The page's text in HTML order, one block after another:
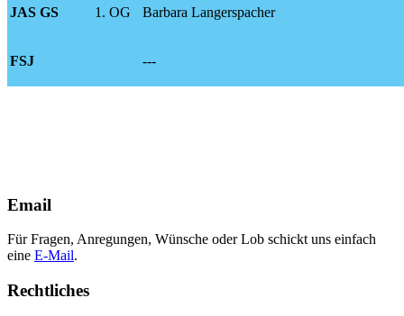
JAS GS 1. OG Barbara Langerspacher
FSJ ---
Email
Für Fragen, Anregungen, Wünsche oder Lob schickt uns einfach
eine E-Mail.
Rechtliches